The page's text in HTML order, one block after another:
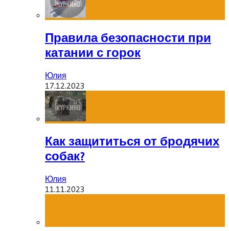
Правила безопасности при
катании с горок
Юлия
17.12.2023
Как защититься от бродячих
собак?
Юлия
11.11.2023